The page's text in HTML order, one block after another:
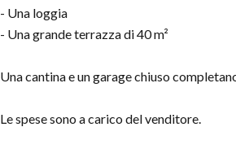
- Una loggia
- Una grande terrazza di 40 m²
Una cantina e un garage chiuso
Le spese sono a carico del venditore.